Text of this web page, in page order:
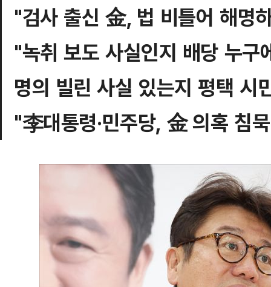
"검사 출신 金, 법 비틀어 해명
"녹취 보도 사실인지 배당 누구
명의 빌린 사실 있는지 평택 시
"李대통령·민주당, 金 의혹 침